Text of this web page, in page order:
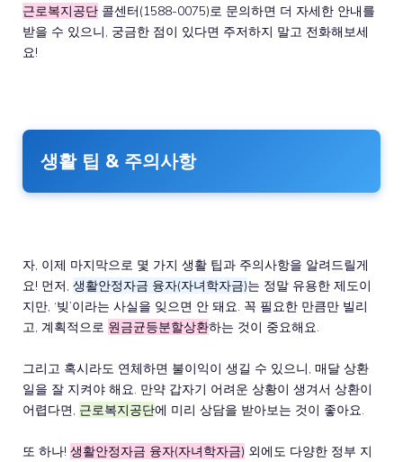
근로복지공단 콜센터(1588-0075)로 문의하면 더 자세한 안내를
받을 수 있으니, 궁금한 점이 있다면 주저하지 말고 전화해보세
요!
생활 팁 & 주의사항
자, 이제 마지막으로 몇 가지 생활 팁과 주의사항을 알려드릴게
요! 먼저, 생활안정자금 융자(자녀학자금)는 정말 유용한 제도이
지만, ‘빚’이라는 사실을 잊으면 안 돼요. 꼭 필요한 만큼만 빌리
고, 계획적으로 원금균등분할상환하는 것이 중요해요.
그리고 혹시라도 연체하면 불이익이 생길 수 있으니, 매달 상환
일을 잘 지켜야 해요. 만약 갑자기 어려운 상황이 생겨서 상환이
어렵다면, 근로복지공단에 미리 상담을 받아보는 것이 좋아요.
또 하나! 생활안정자금 융자(자녀학자금) 외에도 다양한 정부 지